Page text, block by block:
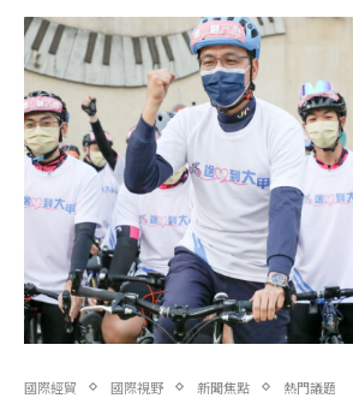
國際經貿 國際視野 新聞焦點 熱門議題